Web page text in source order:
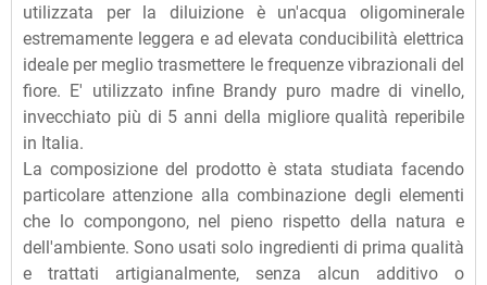
utilizzata per la diluizione è un'acqua oligominerale
estremamente leggera e ad elevata conducibilità elettrica
ideale per meglio trasmettere le frequenze vibrazionali del
fiore. E' utilizzato infine Brandy puro madre di vinello,
invecchiato più di 5 anni della migliore qualità reperibile
in Italia.
La composizione del prodotto è stata studiata facendo
particolare attenzione alla combinazione degli elementi
che lo compongono, nel pieno rispetto della natura e
dell'ambiente. Sono usati solo ingredienti di prima qualità
e trattati artigianalmente, senza alcun additivo o